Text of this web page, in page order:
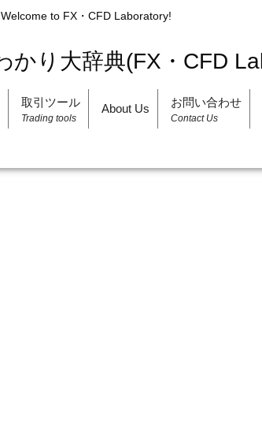
Welcome to FX・CFD Laboratory!
取引ツール
Trading tools
About Us お問い合わせ
Contact Us